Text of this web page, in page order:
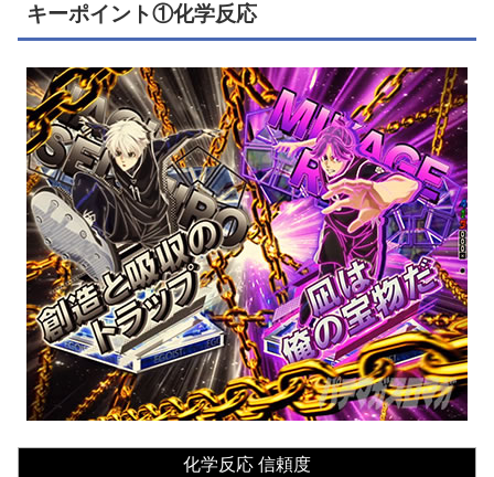
キーポイント①化学反応
化学反応 信頼度